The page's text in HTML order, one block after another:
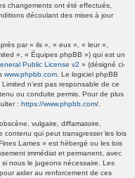
changements ont été effectués,
découlant des mises à jour
par « ils », « eux », « leur »,
», « Équipes phpBB ») qui est un
Public License v2 » (désigné ci-
www.phpbb.com . Le logiciel phpBB
n’est pas responsable de ce
ou conduite permis. Pour de plus
: https://www.phpbb.com/
vulgaire, diffamatoire,
contenu qui peut transgresser les lois
Lames » est hébergé ou les lois
immédiat et permanent, avec
nous le jugeons nécessaire. Les
aider au renforcement de ces